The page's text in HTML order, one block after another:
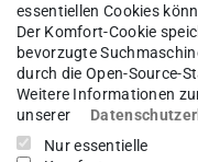
essentiellen Cookies
Der Komfort-Cookie
bevorzugte
durch die Open-Source-
Weitere Informationen
unserer
Nur essentielle